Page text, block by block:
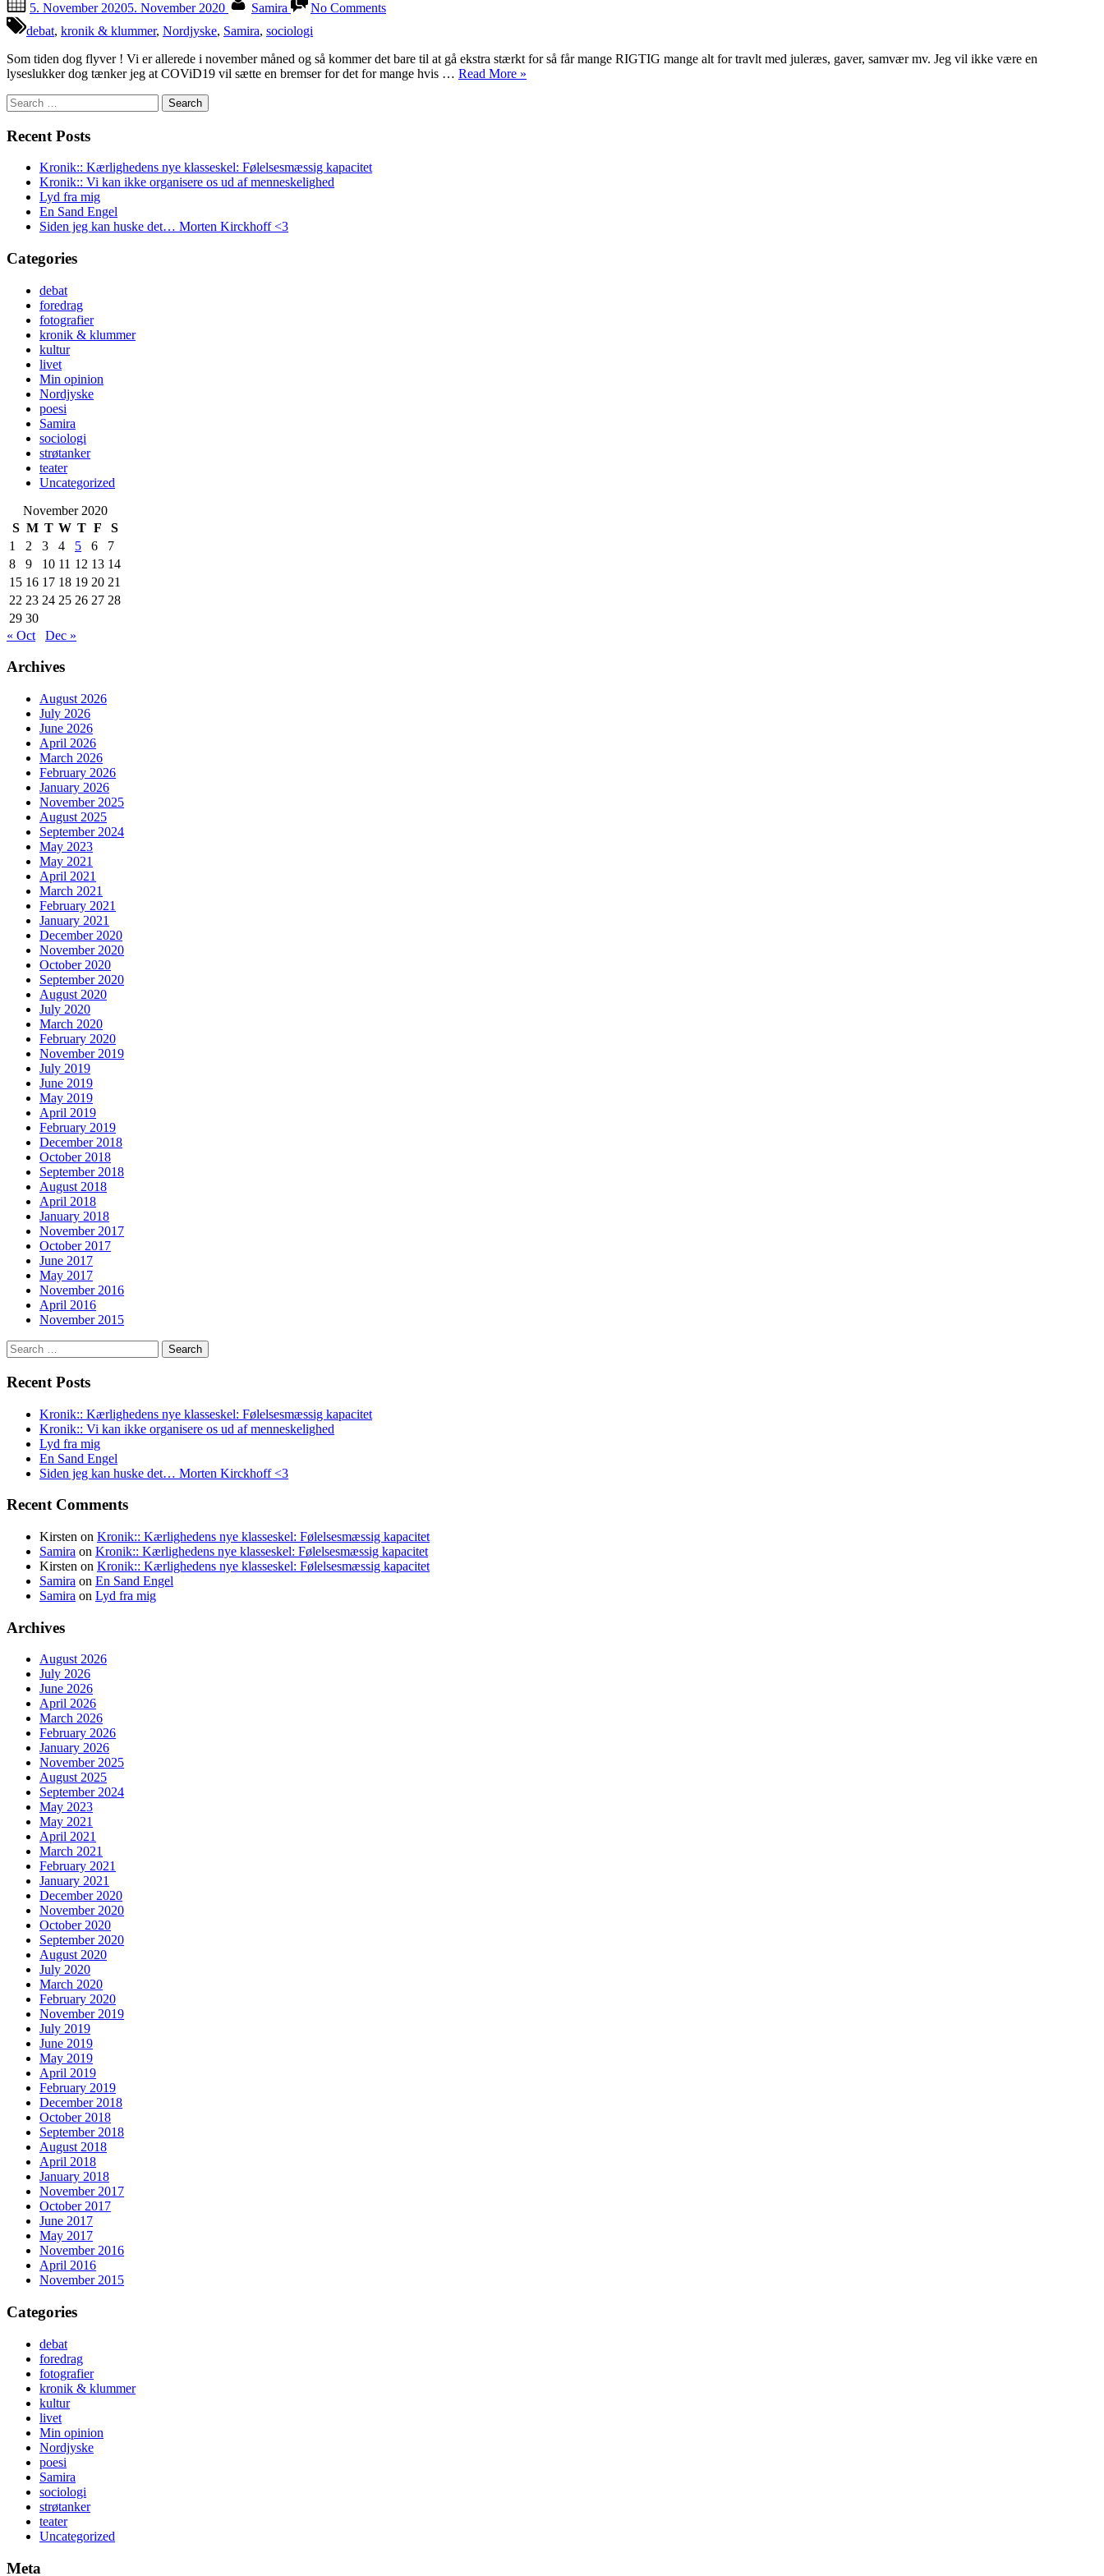
on
5. November 20205. November 2020 Samira No CommentsNordjyske
6.
november
debat, kronik & klummer, Nordjyske, Samira, sociologi
Som tiden dog flyver ! Vi er allerede i november måned og så kommer det bare til at gå ekstra stærkt for så får mange RIGTIG mange alt for travlt med juleræs, gaver, samvær mv. Jeg vil ikke være en
lyseslukker dog tænker jeg at COViD19 vil sætte en bremser for det for mange hvis … Read More“Nordjyske
»
Search
for:
Recent Posts
Kronik:: Kærlighedens nye klasseskel: Følelsesmæssig kapacitet
Kronik:: Vi kan ikke organisere os ud af menneskelighed
Lyd fra mig
En Sand Engel
Siden jeg kan huske det… Morten Kirckhoff <3
Categories
debat
foredrag
fotografier
kronik & klummer
kultur
livet
Min opinion
Nordjyske
poesi
Samira
sociologi
strøtanker
teater
Uncategorized
November 2020
S M T W T F
S
1
2 3 4 5 6
7
8
9 10 11 12 13 14
15 16 17 18 19 20 21
22 23 24 25 26 27 28
29 30
« Oct
Dec »
Archives
August 2026
July 2026
June 2026
April 2026
March 2026
February 2026
January 2026
November 2025
August 2025
September 2024
May 2023
May 2021
April 2021
March 2021
February 2021
January 2021
December 2020
November 2020
October 2020
September 2020
August 2020
July 2020
March 2020
February 2020
November 2019
July 2019
June 2019
May 2019
April 2019
February 2019
December 2018
October 2018
September 2018
August 2018
April 2018
January 2018
November 2017
October 2017
June 2017
May 2017
November 2016
April 2016
November 2015
Search
for:
Recent Posts
Kronik:: Kærlighedens nye klasseskel: Følelsesmæssig kapacitet
Kronik:: Vi kan ikke organisere os ud af menneskelighed
Lyd fra mig
En Sand Engel
Siden jeg kan huske det… Morten Kirckhoff <3
Recent Comments
Kirsten on Kronik:: Kærlighedens nye klasseskel: Følelsesmæssig kapacitet
Samira on Kronik:: Kærlighedens nye klasseskel: Følelsesmæssig kapacitet
Kirsten on Kronik:: Kærlighedens nye klasseskel: Følelsesmæssig kapacitet
Samira on En Sand Engel
Samira on Lyd fra mig
Archives
August 2026
July 2026
June 2026
April 2026
March 2026
February 2026
January 2026
November 2025
August 2025
September 2024
May 2023
May 2021
April 2021
March 2021
February 2021
January 2021
December 2020
November 2020
October 2020
September 2020
August 2020
July 2020
March 2020
February 2020
November 2019
July 2019
June 2019
May 2019
April 2019
February 2019
December 2018
October 2018
September 2018
August 2018
April 2018
January 2018
November 2017
October 2017
June 2017
May 2017
November 2016
April 2016
November 2015
Categories
debat
foredrag
fotografier
kronik & klummer
kultur
livet
Min opinion
Nordjyske
poesi
Samira
sociologi
strøtanker
teater
Uncategorized
Meta